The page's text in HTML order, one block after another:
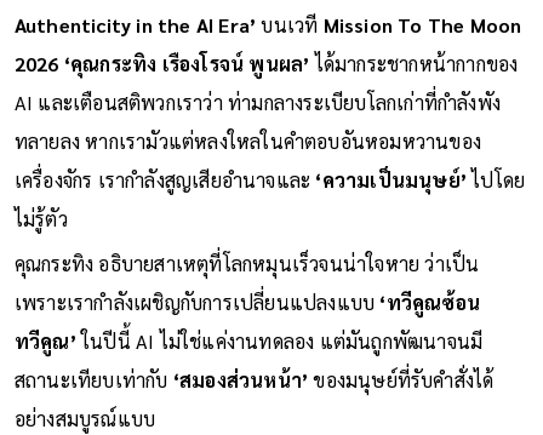
ในเซสชัน‘Futurist Session 3 : Finding Human
Authenticity in the AI Era’บนเวทีMission To The Moon
2026 ‘คุณกระทิง เรืองโรจน์ พูนผล’ได้มากระชากหน้ากากของ
AI และเตือนสติพวกเราว่า ท่ามกลางระเบียบโลกเก่าที่กำลังพัง
ทลายลง หากเรามัวแต่หลงใหลในคำตอบอันหอมหวานของ
เครื่องจักร เรากำลังสูญเสียอำนาจและ
คุณกระทิง อธิบายสาเหตุที่โลกหมุนเร็วจนน่าใจหาย ว่าเป็น
เพราะเรากำลังเผชิญกับการเปลี่ยนแปลงแบบ‘ทวีคูณซ้อน
ทวีคูณ’ในปีนี้ AI ไม่ใช่แค่งานทดลอง แต่มันถูกพัฒนาจนมี
สถานะเทียบเท่ากับ